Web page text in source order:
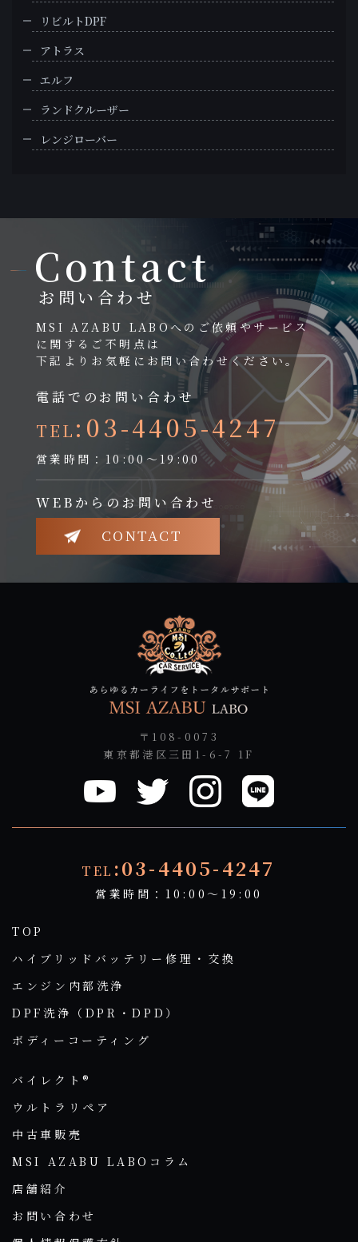
リビルトDPF
アトラス
エルフ
ランドクルーザー
レンジローバー
Contact
お問い合わせ
MSI AZABU LABOへのご依頼やサービス
に関するご不明点は
下記よりお気軽にお問い合わせください。
電話でのお問い合わせ
TEL :03-4405-4247
営業時間：10:00～19:00
WEBからのお問い合わせ
CONTACT
〒108-0073
東京都港区三田1-6-7 1F
TEL :03-4405-4247
営業時間：10:00～19:00
TOP
ハイブリッドバッテリー修理・交換
エンジン内部洗浄
DPF洗浄（DPR・DPD）
ボディーコーティング
バイレクト®
ウルトラリペア
中古車販売
MSI AZABU LABOコラム
店舗紹介
お問い合わせ